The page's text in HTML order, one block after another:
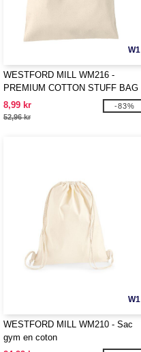
W1
WESTFORD MILL WM216 -
PREMIUM COTTON STUFF BAG
8,99 kr
52,96 kr
-83%
W1
WESTFORD MILL WM210 - Sac
gym en coton